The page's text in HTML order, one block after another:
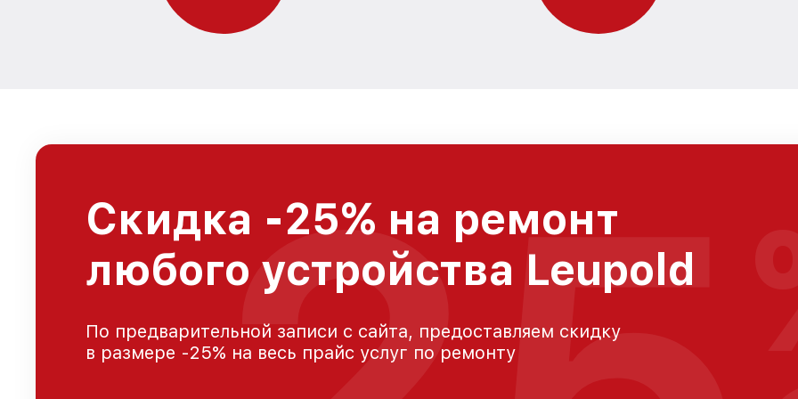
Скидка -25% на ремонт
любого устройства Leupold
По предварительной записи с сайта, предоставляем скидку
в размере -25% на весь прайс услуг по ремонту